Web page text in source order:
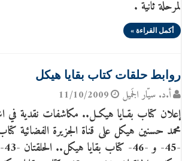
لمرحلة ثانية .
أكمل القراءة »
روابط حلقات كتاب بقايا هيكل
أ.د. سيّار الجَميل 11/10/2009
إعلان كتاب بقـايا‮ ‬هيكـل.. مكاشفات
محمد حسنين هيكل على قناة الجزيرة الفضائية